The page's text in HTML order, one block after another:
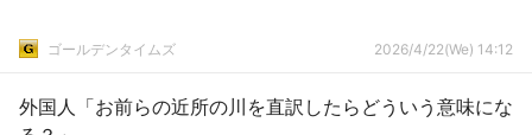
ゴールデンタイムズ 2026/4/22(We) 14:12
外国人「お前らの近所の川を直訳したらどういう意味にな